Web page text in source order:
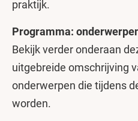
praktijk.
Programma:
Bekijk verder onderaan
uitgebreide omschrijving
onderwerpen die tijdens
worden.